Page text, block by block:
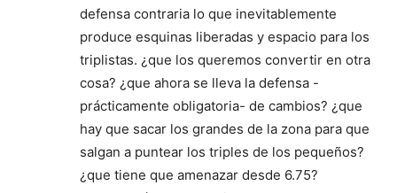
defensa contraria lo que inevitablemente
produce esquinas liberadas y espacio para los
triplistas. ¿que los queremos convertir en otra
cosa? ¿que ahora se lleva la defensa -
prácticamente obligatoria- de cambios? ¿que
hay que sacar los grandes de la zona para que
salgan a puntear los triples de los pequeños?
¿que tiene que amenazar desde 6.75?